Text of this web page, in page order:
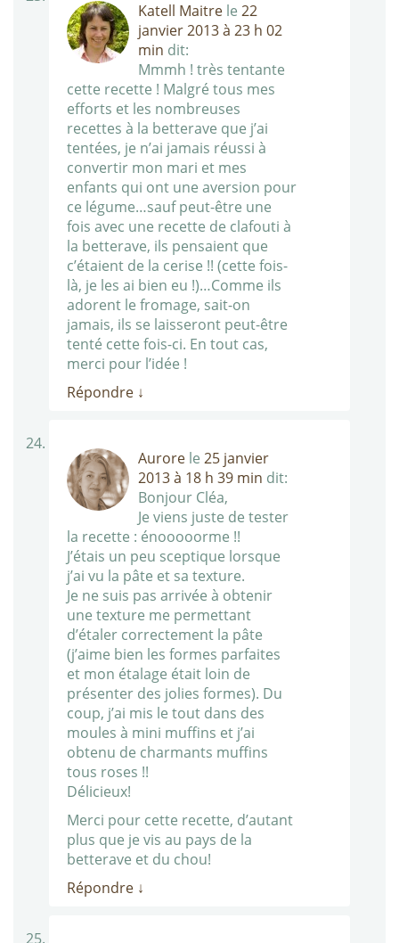
Katell Maitre le 22
janvier 2013 à 23 h 02
min dit:
Mmmh ! très tentante
cette recette ! Malgré tous mes
efforts et les nombreuses
recettes à la betterave que j’ai
tentées, je n’ai jamais réussi à
convertir mon mari et mes
enfants qui ont une aversion pour
ce légume…sauf peut-être une
fois avec une recette de clafouti à
la betterave, ils pensaient que
c’étaient de la cerise !! (cette fois-
là, je les ai bien eu !)…Comme ils
adorent le fromage, sait-on
jamais, ils se laisseront peut-être
tenté cette fois-ci. En tout cas,
merci pour l’idée !
Répondre ↓
Aurore le 25 janvier
2013 à 18 h 39 min dit:
Bonjour Cléa,
Je viens juste de tester
la recette : énooooorme !!
J’étais un peu sceptique lorsque
j’ai vu la pâte et sa texture.
Je ne suis pas arrivée à obtenir
une texture me permettant
d’étaler correctement la pâte
(j’aime bien les formes parfaites
et mon étalage était loin de
présenter des jolies formes). Du
coup, j’ai mis le tout dans des
moules à mini muffins et j’ai
obtenu de charmants muffins
tous roses !!
Délicieux!
Merci pour cette recette, d’autant
plus que je vis au pays de la
betterave et du chou!
Répondre ↓